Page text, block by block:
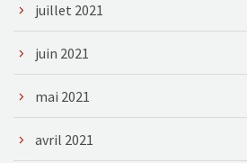
juillet 2021
juin 2021
mai 2021
avril 2021